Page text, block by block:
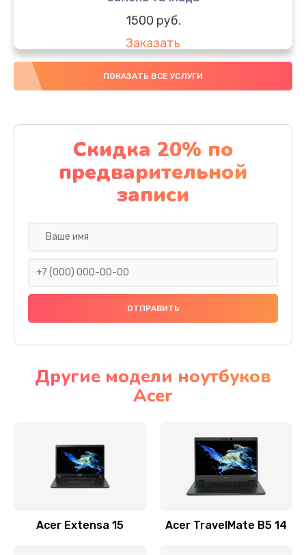
1500 руб.
Заказать
Замена южного моста
Заказать
Чистка от пыли
1060 руб.
Заказать
Ремонт подсветки
Настройка BIOS
Замена видеочипа
Заказать
ПОКАЗАТЬ ВСЕ УСЛУГИ
Скидка 20% по
предварительной
записи
Другие модели ноутбуков
Acer
Acer Extensa 15 Acer TravelMate B5 14